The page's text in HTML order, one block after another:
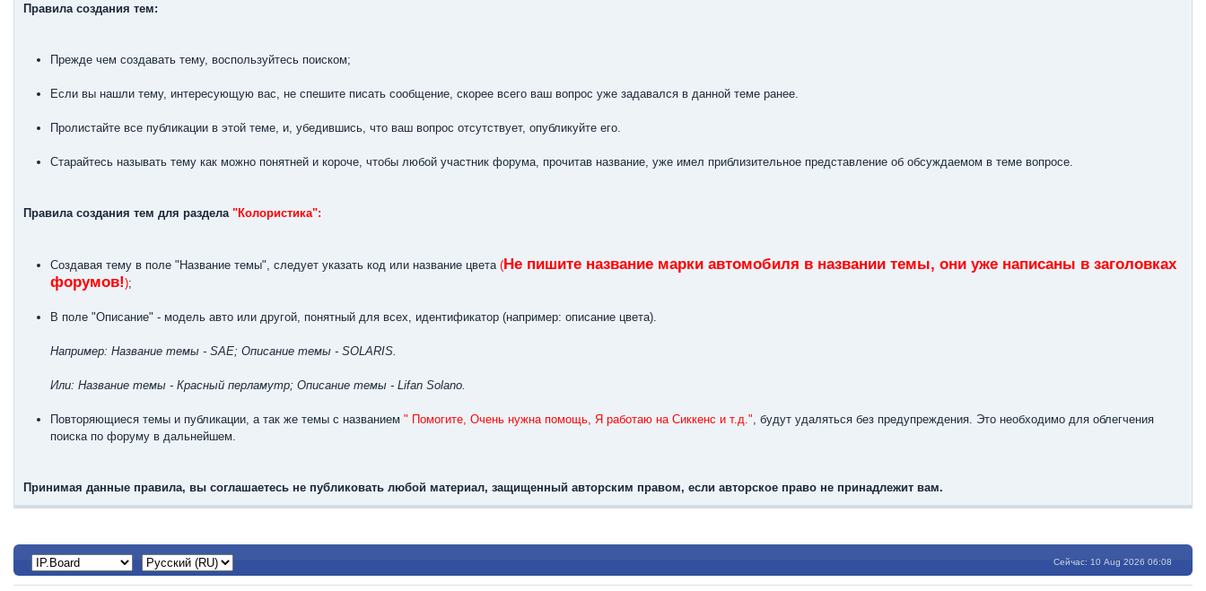
Правила создания тем:
Прежде чем создавать тему, воспользуйтесь поиском;
Если вы нашли тему, интересующую вас, не спешите писать сообщение, скорее всего ваш вопрос уже задавался в данной теме ранее.
Пролистайте все публикации в этой теме, и, убедившись, что ваш вопрос отсутствует, опубликуйте его.
Старайтесь называть тему как можно понятней и короче, чтобы любой участник форума, прочитав название, уже имел приблизительное представление об обсуждаемом в теме вопросе.
Правила создания тем для раздела "Колористика":
Создавая тему в поле "Название темы", следует указать код или название цвета (Не пишите название марки автомобиля в названии темы, они уже написаны в заголовках
форумов!);
В поле "Описание" - модель авто или другой, понятный для всех, идентификатор (например: описание цвета).
Например: Название темы - SAE; Описание темы - SOLARIS.
Или: Название темы - Красный перламутр; Описание темы - Lifan Solano.
Повторяющиеся темы и публикации, а так же темы с названием " Помогите, Очень нужна помощь, Я работаю на Сиккенс и т.д.", будут удаляться без предупреждения. Это необходимо для облегчения
поиска по форуму в дальнейшем.
Принимая данные правила, вы соглашаетесь не публиковать любой материал, защищенный авторским правом, если авторское право не принадлежит вам.
Сейчас: 10 Aug 2026 06:08